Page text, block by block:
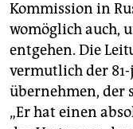
Kommission in
womöglich auch,
entgehen. Die
vermutlich der
übernehmen, der
„Er hat einen